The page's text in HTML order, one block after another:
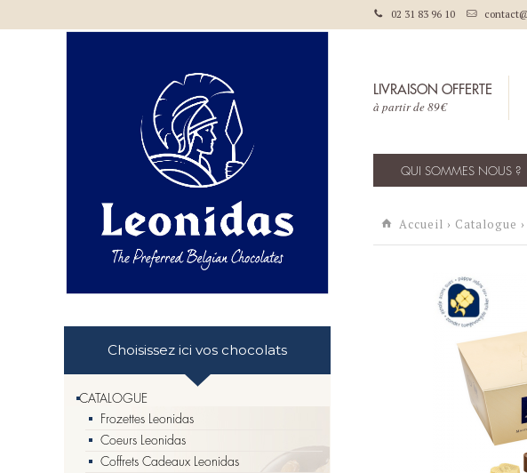
02 31 83 96 10
LIVRAISON OFFERTE
à partir de 89€
QUI SOMMES NOUS ?
Accueil › Catalogue ›
Choisissez ici vos chocolats
CATALOGUE
Frozettes Leonidas
Coeurs Leonidas
Coffrets Cadeaux Leonidas